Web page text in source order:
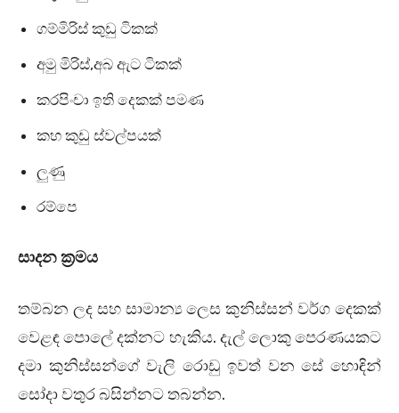
ගම්මිරිස් කුඩු ටිකක්
අමු මිරිස්,අබ ඇට ටිකක්
කරපිංචා ඉති දෙකක් පමණ
කහ කුඩු ස්වල්පයක්
ලුණු
රම්පෙ
සාදන ක්‍රමය
තම්බන ලද සහ සාමාන්‍ය ලෙස කුනිස්සන් වර්ග දෙකක්
වෙළඳ පොලේ දක්නට හැකිය. දැල් ලොකු පෙරණයකට
දමා කුනිස්සන්ගේ වැලි රොඩු ඉවත් වන සේ හොඳින්
සෝදා වතුර බසින්නට තබන්න.